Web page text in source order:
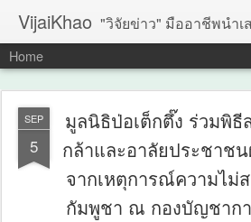
VijaiKhao "วิจัยข่าว" มืออาชีพนำเ
Home
SEP
5
มูลนิธิป่อเต็กตึ๊ง ร่วมพิ
กล้าและอาลัยประชาช
จากเหตุการณ์ความไม่
กัมพูชา ณ กองบัญชาก